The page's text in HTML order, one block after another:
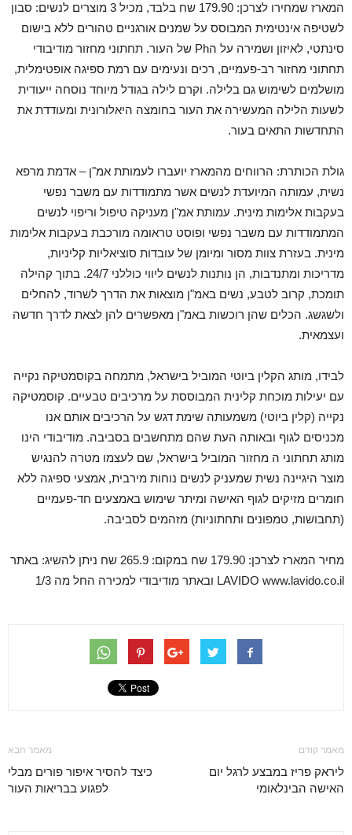
המארז שמחירו לצרכן: 179.90 שח בלבד, מכיל 3 מוצרים לנשים: סבון
לשטיפה אינטימית המבוסס על שמנים אורגניים טהורים ללא בישום
סינתטי, לאיזון ושמירה על הPh של העור. תחתוני מחזור מודיבודי
תחתוני מחזור רב-פעמיים, רכים ונעימים עם רמת ספיגה אופטימלית,
מושלמים לשימוש גם בלילה. וקרם לילה בגודל מיוחד נוסחה ייעודית
לשעות הלילה המעשירה את העור בחומצה היאלורונית ומעודדת את
התחדשות התאים בעור.
גולת הכותרת: הרווחים מהמארז יועברו לעמותת אמ"ן – אדמת מרפא
נשית, עמותה המיועדת לנשים אשר מתמודדות עם משבר נפשי
בעקבות אלימות מינית. עמותת אמ"ן מעניקה טיפול וריפוי לנשים
המתמודדות עם משבר נפשי ופוסט טראומה מורכבת בעקבות אלימות
מינית. בעזרת צוות מסור ומיומן של עובדות סוציאליות קליניות,
מדריכות ומתנדבות, הן נותנות לנשים ליווי כוללני 24/7. בתוך קהילה
תומכת, קרוב לטבע, נשים באמ"ן מוצאות את הדרך לשרוד, להחלים
ולשגשג. הכלים שהן רוכשות באמ"ן מאפשרים להן לצאת לדרך חדשה
ועצמאית.
לבידו, מותג הקלין ביוטי המוביל בישראל, מתמחה בקוסמטיקה נקייה
עם יעילות מוכחת קלינית המבוססת על מרכיבים טבעיים. קוסמטיקה
נקייה (קלין ביוטי) משמעותה שימת דגש על הרכיבים אותם אנו
מכניסים לגוף ובאותה העת שהם מתחשבים בסביבה. מודיבודי הינו
מותג תחתוני ה מחזור המוביל בישראל, שם לעצמו מטרה להנגיש
מוצר היגיינה נשית שמעניק לנשים נוחות מירבית, אמצעי ספיגה ללא
חומרים מזיקים לגוף האישה ומיתר שימוש באמצעים חד-פעמיים
(תחבושות, טמפונים ותחתוניות) מזהמים לסביבה.
מחיר המארז לצרכן: 179.90 שח במקום: 265.9 שח ניתן להשיג: באתר
LAVIDO www.lavido.co.il ובאתר מודיבודי למכירה החל מה 1/3
מאמר קודם
ליראק פריז במבצע לרגל יום
האישה הבינלאומי
מאמר הבא
כיצד להסיר איפור פורים מבלי
לפגוע בבריאות העור